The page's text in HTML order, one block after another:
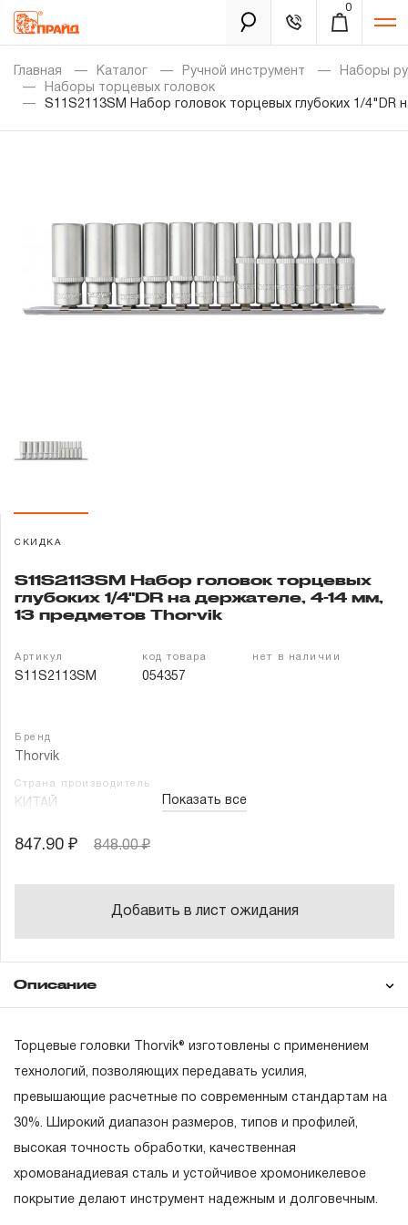
0
Каталог
Золотая лихорадка
О нас
Гарантия и сервис
Контакты
Забыли пароль?
Главная Каталог Ручной инструмент
Наборы
Наборы торцевых головок
S11S2113SM Набор головок торцевых глубоких 1/
СКИДКА
S11S2113SM Набор головок торцевых
глубоких 1/4"DR на держателе, 4-14 мм,
13 предметов Thorvik
Артикул
S11S2113SM
код товара
054357
нет в наличии
Бренд
Thorvik
Страна производитель
КИТАЙ Показать все
847.90 ₽ 848.00 ₽
Добавить в лист ожидания
Описание
Техническая
документация
Состав товара
Торцевые головки Thorvik® изготовлены с применением
технологий, позволяющих передавать усилия,
превышающие расчетные по современным стандартам на
30%. Широкий диапазон размеров, типов и профилей,
высокая точность обработки, качественная
хромованадиевая сталь и устойчивое хромоникелевое
покрытие делают инструмент надежным и долговечным.
ГАРАНТИЙНЫЕ ОБЯЗАТЕЛЬСТВА.
Понятие «ПОЖИЗНЕННАЯ ГАРАНТИЯ».
1.1 Понятие «ПОЖИЗНЕННАЯ ГАРАНТИЯ» включает в
себя признание неограниченного срока поддержания
Головки торцевые 4, 4.5, 5, 5.5, 6, 7, 8, 9, 10, 11,
12, 13, 14 мм